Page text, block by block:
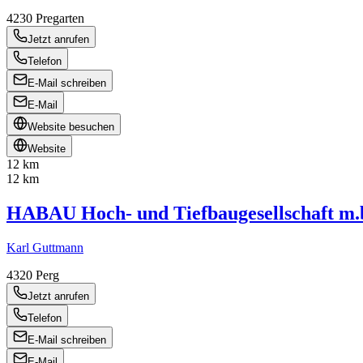
4230 Pregarten
Jetzt anrufen
Telefon
E-Mail schreiben
E-Mail
Website besuchen
Website
12 km
12 km
HABAU Hoch- und Tiefbaugesellschaft
Karl Guttmann
4320 Perg
Jetzt anrufen
Telefon
E-Mail schreiben